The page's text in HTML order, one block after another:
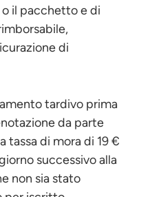
il pacchetto e di
di
tardivo prima
da parte
tassa di mora di 19 €
successivo alla
non sia stato